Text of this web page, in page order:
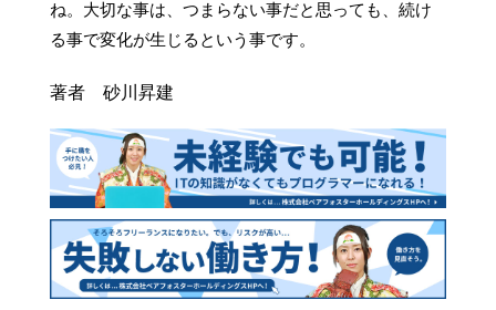
ね。大切な事は、つまらない事だと思っても、続け
る事で変化が生じるという事です。
著者 砂川昇建